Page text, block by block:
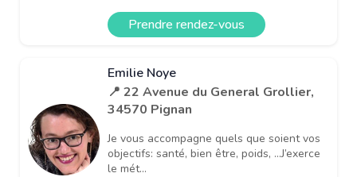
Prendre rendez-vous
Emilie Noye
📍 22 Avenue du General Grollier,
34570 Pignan
Je vous accompagne quels que soient vos
objectifs: santé, bien être, poids, …J’exerce
le mét...